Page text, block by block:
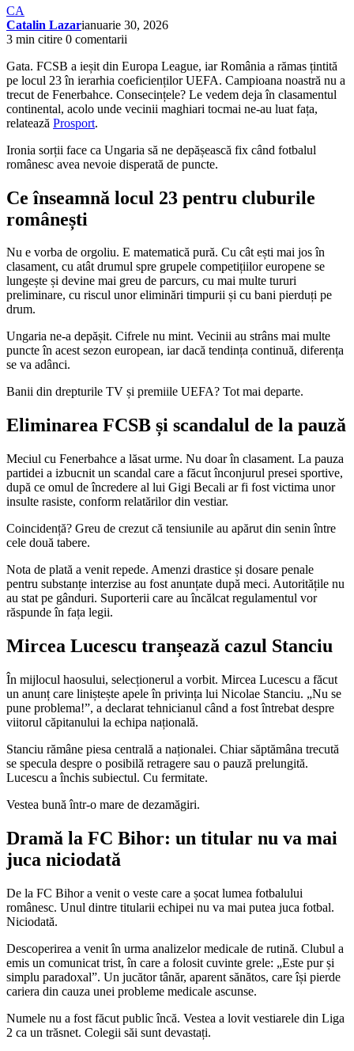
CA
Catalin Lazarianuarie 30, 2026
3 min citire 0 comentarii
Gata. FCSB a ieșit din Europa League, iar România a rămas țintită
pe locul 23 în ierarhia coeficienților UEFA. Campioana noastră nu a
trecut de Fenerbahce. Consecințele? Le vedem deja în clasamentul
continental, acolo unde vecinii maghiari tocmai ne-au luat fața,
relatează Prosport.
Ironia sorții face ca Ungaria să ne depășească fix când fotbalul
românesc avea nevoie disperată de puncte.
Ce înseamnă locul 23 pentru cluburile
românești
Nu e vorba de orgoliu. E matematică pură. Cu cât ești mai jos în
clasament, cu atât drumul spre grupele competițiilor europene se
lungește și devine mai greu de parcurs, cu mai multe tururi
preliminare, cu riscul unor eliminări timpurii și cu bani pierduți pe
drum.
Ungaria ne-a depășit. Cifrele nu mint. Vecinii au strâns mai multe
puncte în acest sezon european, iar dacă tendința continuă, diferența
se va adânci.
Banii din drepturile TV și premiile UEFA? Tot mai departe.
Eliminarea FCSB și scandalul de la pauză
Meciul cu Fenerbahce a lăsat urme. Nu doar în clasament. La pauza
partidei a izbucnit un scandal care a făcut înconjurul presei sportive,
după ce omul de încredere al lui Gigi Becali ar fi fost victima unor
insulte rasiste, conform relatărilor din vestiar.
Coincidență? Greu de crezut că tensiunile au apărut din senin între
cele două tabere.
Nota de plată a venit repede. Amenzi drastice și dosare penale
pentru substanțe interzise au fost anunțate după meci. Autoritățile nu
au stat pe gânduri. Suporterii care au încălcat regulamentul vor
răspunde în fața legii.
Mircea Lucescu tranșează cazul Stanciu
În mijlocul haosului, selecționerul a vorbit. Mircea Lucescu a făcut
un anunț care liniștește apele în privința lui Nicolae Stanciu. „Nu se
pune problema!”, a declarat tehnicianul când a fost întrebat despre
viitorul căpitanului la echipa națională.
Stanciu rămâne piesa centrală a naționalei. Chiar săptămâna trecută
se specula despre o posibilă retragere sau o pauză prelungită.
Lucescu a închis subiectul. Cu fermitate.
Vestea bună într-o mare de dezamăgiri.
Dramă la FC Bihor: un titular nu va mai
juca niciodată
De la FC Bihor a venit o veste care a șocat lumea fotbalului
românesc. Unul dintre titularii echipei nu va mai putea juca fotbal.
Niciodată.
Descoperirea a venit în urma analizelor medicale de rutină. Clubul a
emis un comunicat trist, în care a folosit cuvinte grele: „Este pur și
simplu paradoxal”. Un jucător tânăr, aparent sănătos, care își pierde
cariera din cauza unei probleme medicale ascunse.
Numele nu a fost făcut public încă. Vestea a lovit vestiarele din Liga
2 ca un trăsnet. Colegii săi sunt devastați.